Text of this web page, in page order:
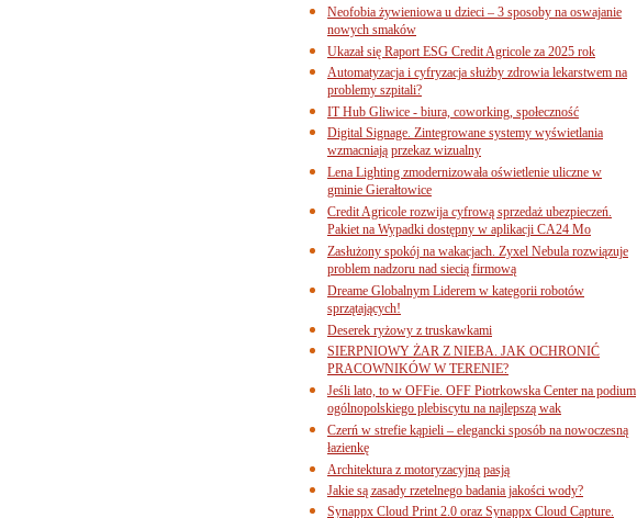
Neofobia żywieniowa u dzieci – 3 sposoby na oswajanie
nowych smaków
Ukazał się Raport ESG Credit Agricole za 2025 rok
Automatyzacja i cyfryzacja służby zdrowia lekarstwem na
problemy szpitali?
IT Hub Gliwice - biura, coworking, społeczność
Digital Signage. Zintegrowane systemy wyświetlania
wzmacniają przekaz wizualny
Lena Lighting zmodernizowała oświetlenie uliczne w
gminie Gierałtowice
Credit Agricole rozwija cyfrową sprzedaż ubezpieczeń.
Pakiet na Wypadki dostępny w aplikacji CA24 Mo
Zasłużony spokój na wakacjach. Zyxel Nebula rozwiązuje
problem nadzoru nad siecią firmową
Dreame Globalnym Liderem w kategorii robotów
sprzątających!
Deserek ryżowy z truskawkami
SIERPNIOWY ŻAR Z NIEBA. JAK OCHRONIĆ
PRACOWNIKÓW W TERENIE?
Jeśli lato, to w OFFie. OFF Piotrkowska Center na podium
ogólnopolskiego plebiscytu na najlepszą wak
Czerń w strefie kąpieli – elegancki sposób na nowoczesną
łazienkę
Architektura z motoryzacyjną pasją
Jakie są zasady rzetelnego badania jakości wody?
Synappx Cloud Print 2.0 oraz Synappx Cloud Capture.